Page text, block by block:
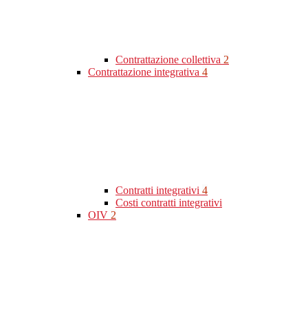
Contrattazione collettiva 2
Contrattazione integrativa 4
Contratti integrativi 4
Costi contratti integrativi
OIV 2